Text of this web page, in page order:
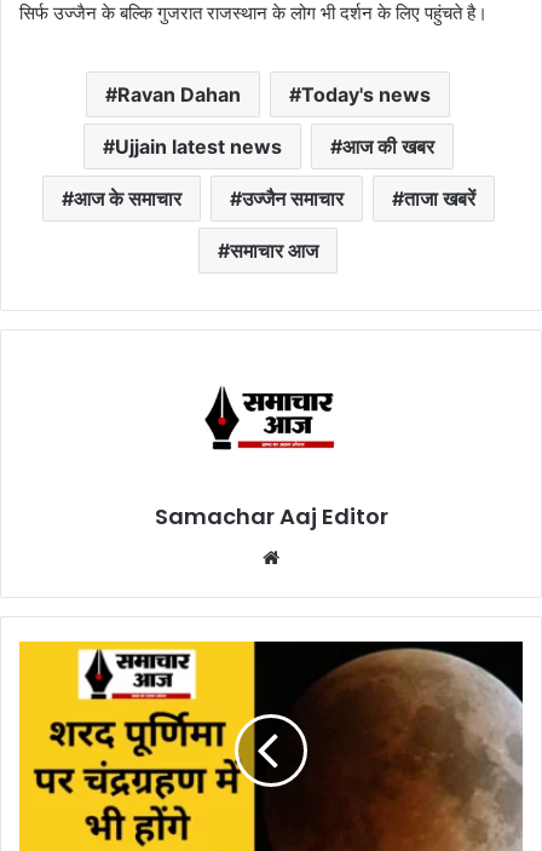
सिर्फ उज्जैन के बल्कि गुजरात राजस्थान के लोग भी दर्शन के लिए पहुंचते है।
Ravan Dahan Today's news
Ujjain latest news आज की खबर
आज के समाचार उज्जैन समाचार ताजा खबरें
समाचार आज
Samachar Aaj Editor